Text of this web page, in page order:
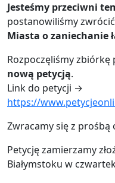
Jesteśmy przeciwni
postanowiliśmy
Miasta o zaniechanie
Rozpoczęliśmy
nową petycją.
Link do petycji →
https://
Zwracamy się z
Petycję zamierzamy
Białymstoku w